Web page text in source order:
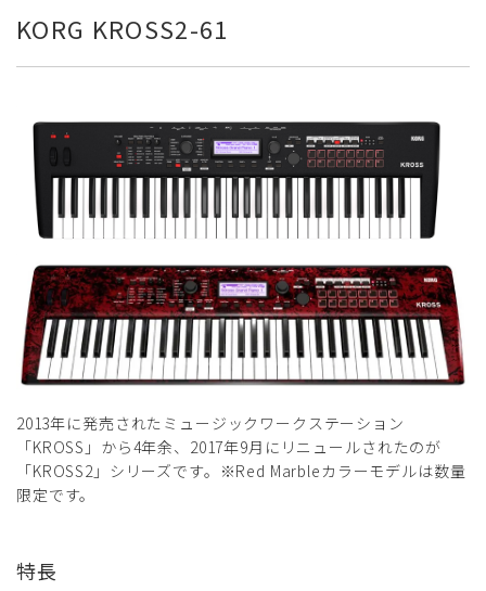
KORG KROSS2-61
2013年に発売されたミュージックワークステーション
「KROSS」から4年余、2017年9月にリニュールされたのが
「KROSS2」シリーズです。※Red Marbleカラーモデルは数量
限定です。
特長